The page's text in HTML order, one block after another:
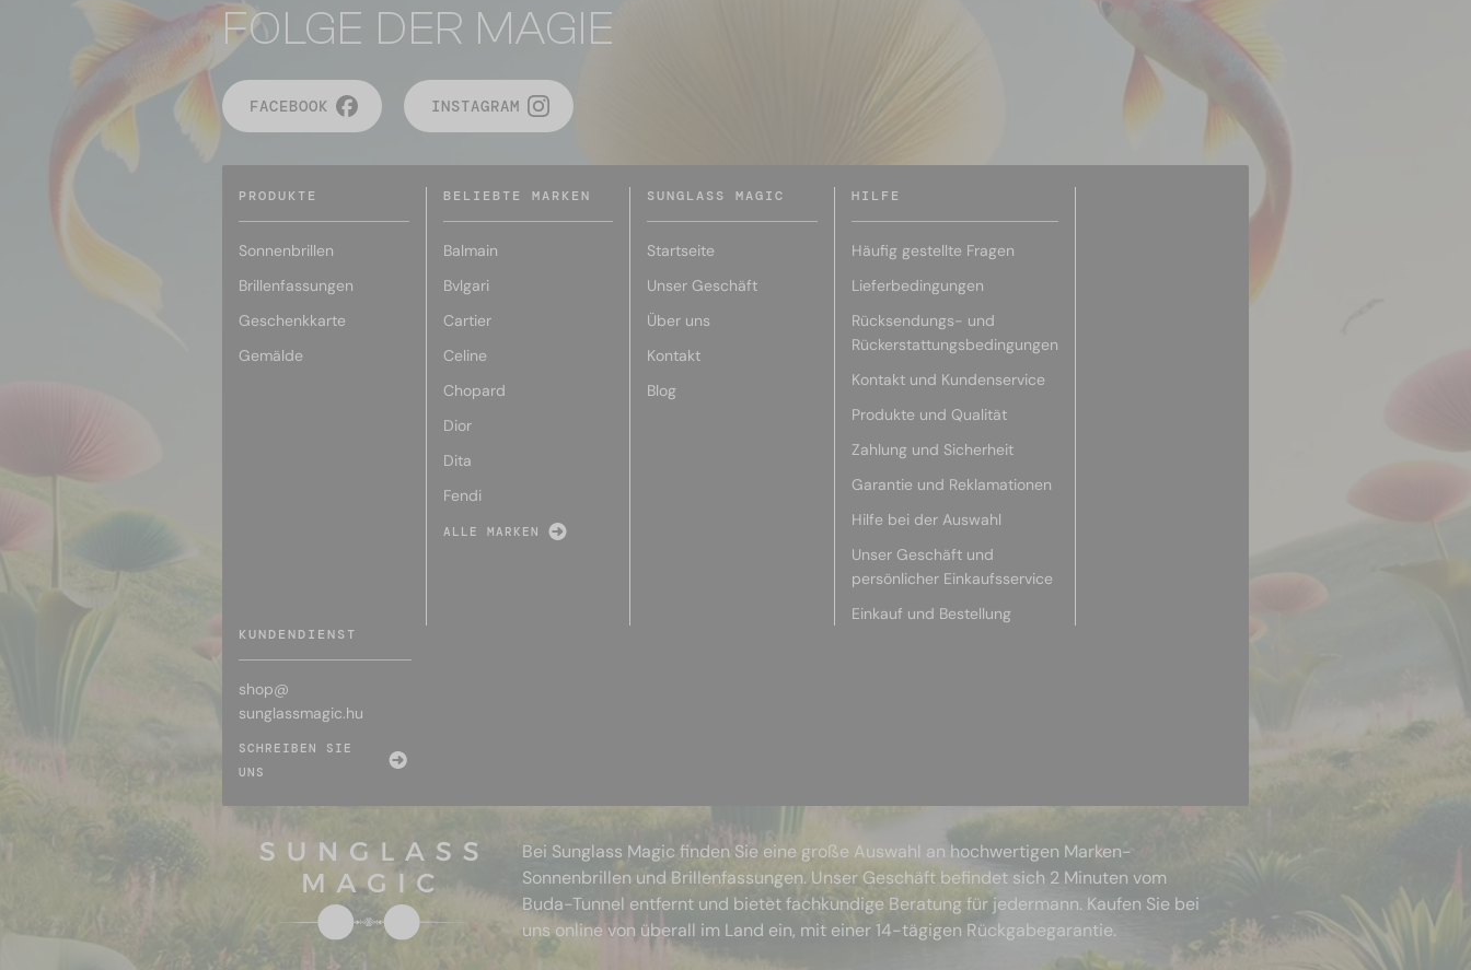
FOLGE DER MAGIE
FACEBOOK INSTAGRAM
PRODUKTE
Sonnenbrillen
Brillenfassungen
Geschenkkarte
Gemälde
BELIEBTE MARKEN
Balmain
Bvlgari
Cartier
Celine
Chopard
Dior
Dita
Fendi
ALLE MARKEN
SUNGLASS MAGIC
Startseite
Unser Geschäft
Über uns
Kontakt
Blog
HILFE
Häufig gestellte Fragen
Lieferbedingungen
Rücksendungs- und
Rückerstattungsbedingungen
Kontakt und Kundenservice
Produkte und Qualität
Zahlung und Sicherheit
Garantie und Reklamationen
Hilfe bei der Auswahl
Unser Geschäft und
persönlicher Einkaufsservice
Einkauf und Bestellung
KUNDENDIENST
shop@
sunglassmagic.hu
SCHREIBEN SIE
UNS
Bei Sunglass Magic finden Sie eine große Auswahl an hochwertigen Marken-
Sonnenbrillen und Brillenfassungen. Unser Geschäft befindet sich 2 Minuten vom
Buda-Tunnel entfernt und bietet fachkundige Beratung für jedermann. Kaufen Sie bei
uns online von überall im Land ein, mit einer 14-tägigen Rückgabegarantie.